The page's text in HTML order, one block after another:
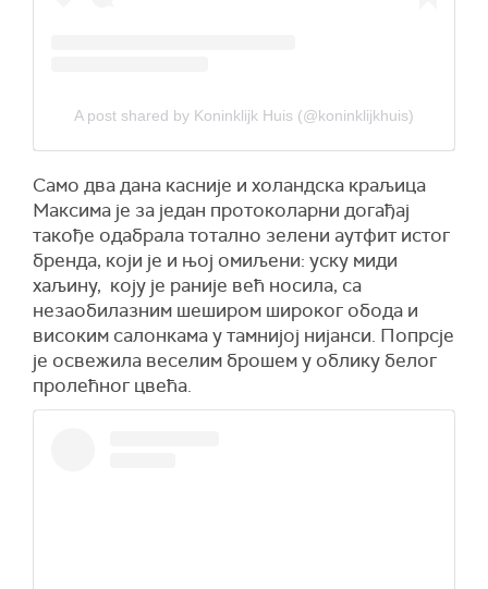
A post shared by Koninklijk Huis (@koninklijkhuis)
Само два дана касније и холандска краљица
Максима је за један протоколарни догађај
такође одабрала тотално зелени аутфит истог
бренда, који је и њој омиљени: уску миди
хаљину, коју је раније већ носила, са
незаобилазним шеширом широког обода и
високим салонкама у тамнијој нијанси. Попрсје
је освежила веселим брошем у облику белог
пролећног цвећа.